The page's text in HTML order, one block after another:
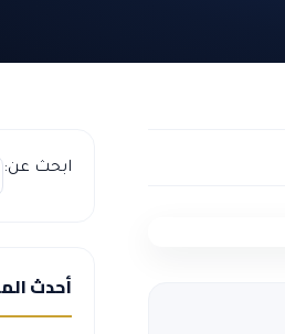
ابحث عن:
أحدث